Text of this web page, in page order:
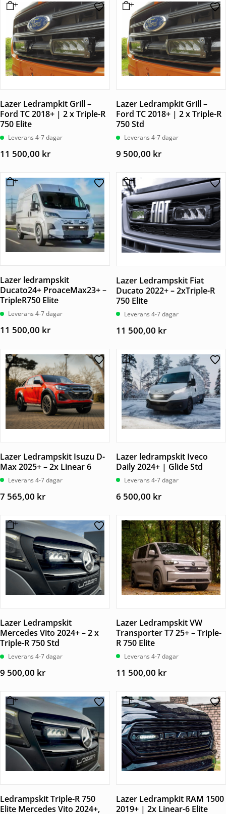
Lazer Ledrampkit Grill –
Ford TC 2018+ | 2 x Triple-R
750 Elite
Leverans 4-7 dagar
11 500,00 kr
Lazer Ledrampkit Grill –
Ford TC 2018+ | 2 x Triple-R
750 Std
Leverans 4-7 dagar
9 500,00 kr
Lazer ledrampskit
Ducato24+ ProaceMax23+ –
TripleR750 Elite
Leverans 4-7 dagar
11 500,00 kr
Lazer Ledrampskit Fiat
Ducato 2022+ – 2xTriple-R
750 Elite
Leverans 4-7 dagar
11 500,00 kr
Lazer Ledrampskit Isuzu D-
Max 2025+ – 2x Linear 6
Leverans 4-7 dagar
7 565,00 kr
Lazer ledrampskit Iveco
Daily 2024+ | Glide Std
Leverans 4-7 dagar
6 500,00 kr
Lazer Ledrampskit
Mercedes Vito 2024+ – 2 x
Triple-R 750 Std
Leverans 4-7 dagar
9 500,00 kr
Lazer Ledrampskit VW
Transporter T7 25+ – Triple-
R 750 Elite
Leverans 4-7 dagar
11 500,00 kr
Ledrampskit Triple-R 750
Elite Mercedes Vito 2024+,
Lazer Ledrampkit RAM 1500
2019+ | 2x Linear-6 Elite